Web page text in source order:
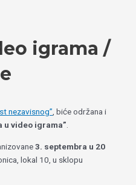
igrama /
nezavisnog” , biće održana i
u video igrama”
3. septembra u 20
lokal 10, u sklopu